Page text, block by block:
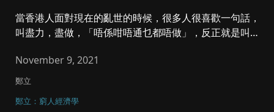
當香港人面對現在的亂世的時候，很多人很喜歡一句話，
叫盡力，盡做，「唔係咁唔通乜都唔做」，反正就是叫人
November 9, 2021
鄭立
鄭立：窮人經濟學